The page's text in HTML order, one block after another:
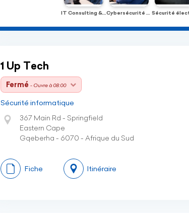
IT Consulting & Services Managés Cybersécurité – Protection contre les cybermenaces
1 Up Tech
Fermé - Ouvre à 08:00
Sécurité informatique
367 Main Rd - Springfield
Eastern Cape
Gqeberha - 6070 - Afrique du Sud
Fiche Itinéraire